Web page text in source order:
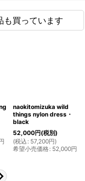
も買っています
naokitomizuka wild
things nylon dress・
black
52,000円(税別)
(税込 : 57,200円)
希望小売価格: 52,000円